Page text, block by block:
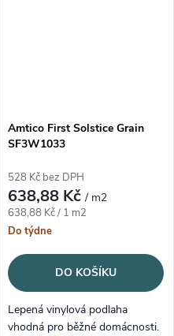
Amtico First Solstice Grain
SF3W1033
528 Kč bez DPH
638,88 Kč/ m2
Měrná cena:
638,88 Kč / 1 m2
Do týdne
DO KOŠÍKU
Lepená vinylová podlaha
vhodná pro běžné domácnosti.